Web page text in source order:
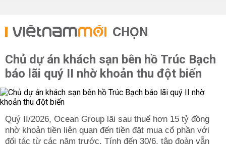
CHỌN
Chủ dự án khách sạn bên hồ Trúc Bạch
báo lãi quý II nhờ khoản thu đột biến
Quý II/2026, Ocean Group lãi sau thuế hơn 15 tỷ đồng
nhờ khoản tiền liên quan đến tiền đặt mua cổ phần với
đối tác từ các năm trước. Tính đến 30/6, tập đoàn vẫn